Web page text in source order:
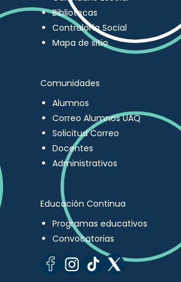
Bibliotecas
Contraloría Social
Mapa de sitio
Comunidades
Alumnos
Correo Alumnos UAQ
Solicitud Correo
Docentes
Administrativos
Educación Continua
Programas educativos
Convocatorias